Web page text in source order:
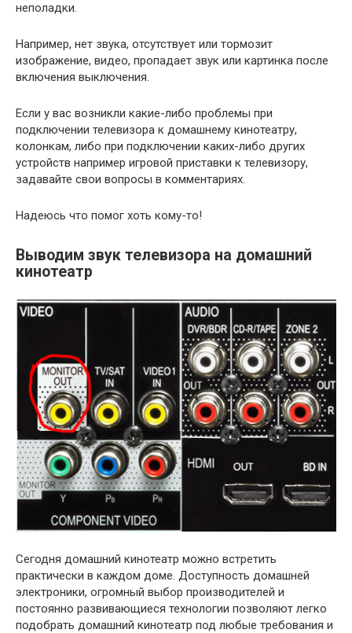
неполадки.
Например, нет звука, отсутствует или тормозит
изображение, видео, пропадает звук или картинка после
включения выключения.
Если у вас возникли какие-либо проблемы при
подключении телевизора к домашнему кинотеатру,
колонкам, либо при подключении каких-либо других
устройств например игровой приставки к телевизору,
задавайте свои вопросы в комментариях.
Надеюсь что помог хоть кому-то!
Выводим звук телевизора на домашний
кинотеатр
Сегодня домашний кинотеатр можно встретить
практически в каждом доме. Доступность домашней
электроники, огромный выбор производителей и
постоянно развивающиеся технологии позволяют легко
подобрать домашний кинотеатр под любые требования и